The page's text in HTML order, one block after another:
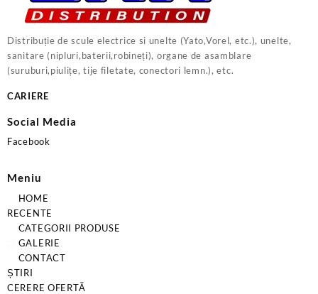
Distribuție de scule electrice si unelte (Yato,Vorel, etc.), unelte,
sanitare (nipluri,baterii,robineți), organe de asamblare
(suruburi,piulițe, tije filetate, conectori lemn.), etc.
CARIERE
Social Media
Facebook
Meniu
HOME
RECENTE
CATEGORII PRODUSE
GALERIE
CONTACT
ȘTIRI
CERERE OFERTĂ